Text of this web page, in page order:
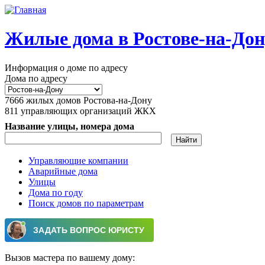
Перейти к основному содержанию
Жилые дома в Ростове-на-
Информация о доме по адресу
Дома по адресу
7666 жилых домов Ростова-на-Дону
811 управляющих организаций ЖКХ
Название улицы, номера дома
Главное меню
Управляющие компании
Аварийные дома
Улицы
Дома по году
Поиск домов по параметрам
Вызов мастера по вашему дому: